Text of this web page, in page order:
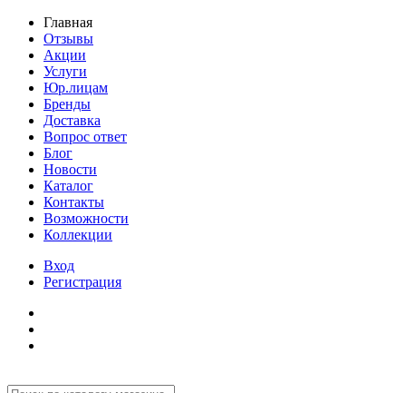
Главная
Отзывы
Акции
Услуги
Юр.лицам
Бренды
Доставка
Вопрос ответ
Блог
Новости
Каталог
Контакты
Возможности
Коллекции
Вход
Регистрация